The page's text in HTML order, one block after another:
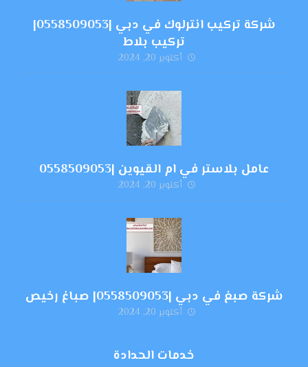
شركة تركيب انترلوك في دبي |0558509053|
تركيب بلاط
أكتوبر 20, 2024
عامل بلاستر في ام القيوين |0558509053
أكتوبر 20, 2024
شركة صبغ في دبي |0558509053| صباغ رخيص
أكتوبر 20, 2024
خدمات الحدادة